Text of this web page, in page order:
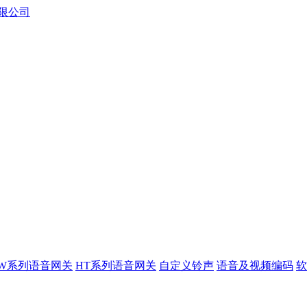
系列语音网关 HT系列语音网关 自定义铃声 语音及视频编码